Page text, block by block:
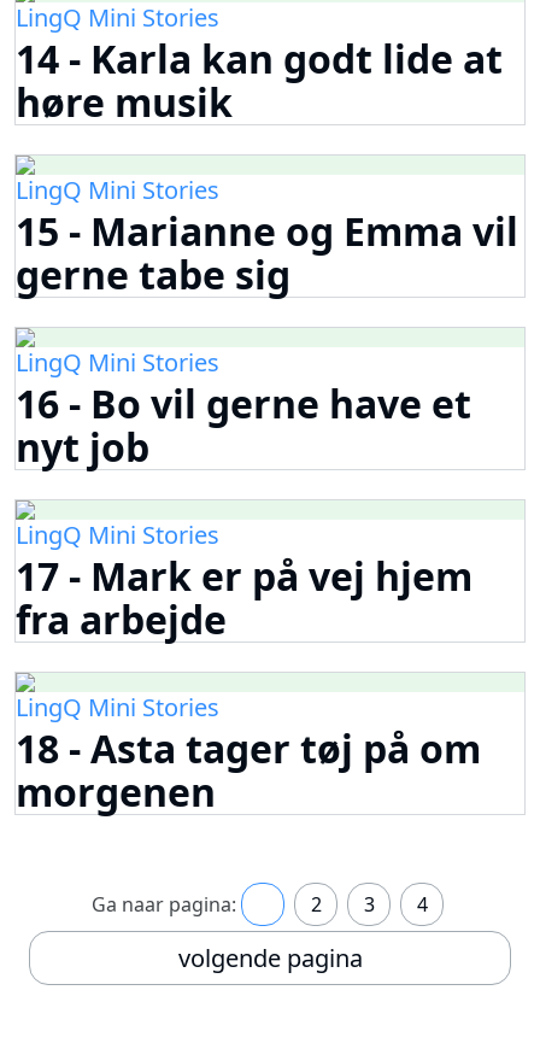
LingQ Mini Stories
14 - Karla kan godt lide at
høre musik
LingQ Mini Stories
15 - Marianne og Emma vil
gerne tabe sig
LingQ Mini Stories
16 - Bo vil gerne have et
nyt job
LingQ Mini Stories
17 - Mark er på vej hjem
fra arbejde
LingQ Mini Stories
18 - Asta tager tøj på om
morgenen
Ga naar pagina: 2 3 4
volgende pagina